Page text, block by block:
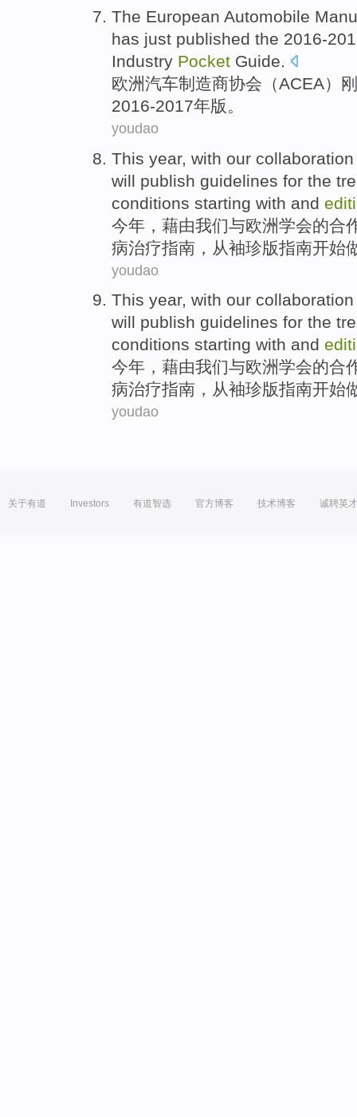
The European Automobile
has just published the 2016-
Industry Pocket Guide.
欧洲汽车制造商协会 （ACEA）
2016-2017年版。
youdao
This year, with our collaboration
will publish guidelines for the
conditions starting with and
今年 ，藉由我们与欧洲学会的合
病治疗指南 ， 从袖珍版指南开始
youdao
This year, with our collaboration
will publish guidelines for the
conditions starting with and
今年 ，藉由我们与欧洲学会的合
病治疗指南 ， 从袖珍版指南开始
youdao
关于有道 Investors 有道智选 官方博客 技术博客 诚聘英才